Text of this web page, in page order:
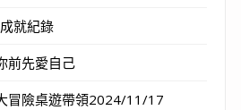
就紀錄
前先愛自己
冒險桌遊帶領2024/11/17